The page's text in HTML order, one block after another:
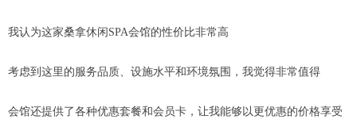
我认为这家桑拿休闲SPA会馆的性价比非常高
考虑到这里的服务品质、设施水平和环境氛围，我觉得非常值得
会馆还提供了各种优惠套餐和会员卡，让我能够以更优惠的价格享受